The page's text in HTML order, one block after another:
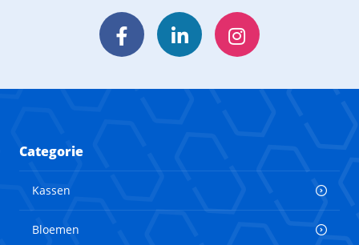
FacebookLinkedInInstagram
Categorie
Kassen
Bloemen